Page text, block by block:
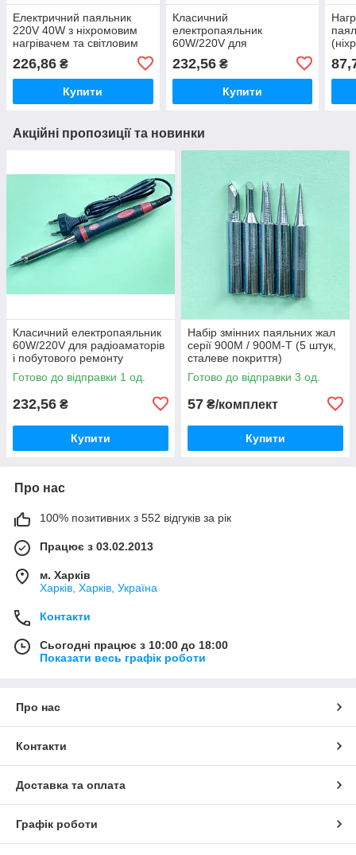
Електричний паяльник
220V 40W з ніхромовим
нагрівачем та світловим
226,86 ₴
Купити
Класичний
електропаяльник
60W/220V для
побутового ремонту
232,56₴
Купити
Акційні пропозиції та новинки
Класичний електропаяльник
60W/220V для радіоаматорів
і побутового ремонту
Готово до відправки 1 од.
232,56 ₴
Купити
Набір змінних паяльних жал
серії 900M / 900M-T (5 штук,
сталеве покриття)
Готово до відправки 3 од.
57 ₴/комплект
Купити
Про нас
100% позитивних з 552 відгуків за рік
Працює з 03.02.2013
м. Харків
Харків, Харків, Україна
Контакти
Сьогодні працює з 10:00 до 18:00
Показати весь графік роботи
Про нас
Контакти
Доставка та оплата
Графік роботи